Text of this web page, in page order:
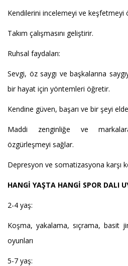
Kendilerini incelemeyi ve keşfetmeyi
Takım çalışmasını geliştirir.
Ruhsal faydaları:
Sevgi, öz saygı ve başkalarına
bir hayat için yöntemleri öğretir.
Kendine güven, başarı ve bir şeyi
Maddi zenginliğe ve
özgürleşmeyi sağlar.
Depresyon ve somatizasyona karşı
HANGİ YAŞTA HANGİ SPOR DALI
2-4 yaş:
Koşma, yakalama, sıçrama, basit
oyunları
5-7 yaş: